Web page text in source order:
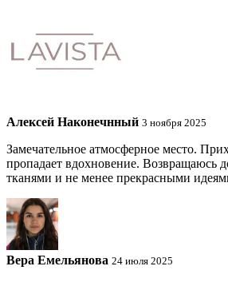
Алексей Наконечнный 3 ноября 2025
Замечательное атмосферное место.
пропадает вдохновение. Возвращаюсь
тканями и не менее прекрасными
Вера Емельянова 24 июля 2025